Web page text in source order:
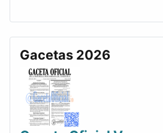
Gacetas 2026